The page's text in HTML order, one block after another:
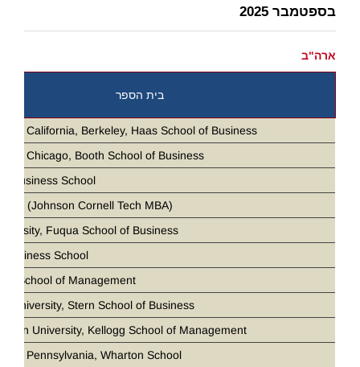
בספטמבר 2025
ארה"ב
בית הספר
of California, Berkeley, Haas School of Business
of Chicago, Booth School of Business
Business School
(Johnson Cornell Tech MBA)
Fuqua School of Business
Business School
School of Management
University, Stern School of Business
University, Kellogg School of Management
of Pennsylvania, Wharton School